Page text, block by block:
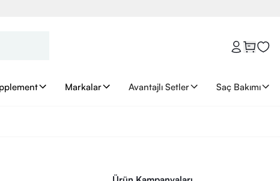
Markalar Avantajlı Setler Saç Bakımı